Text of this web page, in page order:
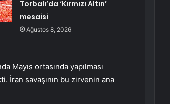
Torbalı’da ‘Kırmızı Altın’
mesaisi
Ağustos 8, 2026
Mayıs ortasında yapılması
İran savaşının bu zirvenin ana